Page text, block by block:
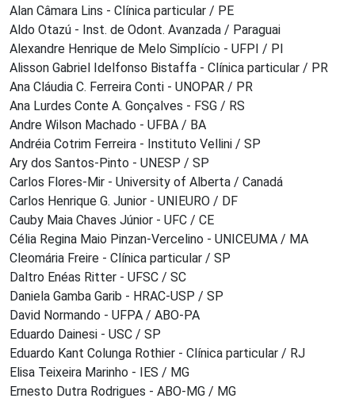
Alan Câmara Lins - Clínica particular / PE
Aldo Otazú - Inst. de Odont. Avanzada / Paraguai
Alexandre Henrique de Melo Simplício - UFPI / PI
Alisson Gabriel Idelfonso Bistaffa - Clínica particular / PR
Ana Cláudia C. Ferreira Conti - UNOPAR / PR
Ana Lurdes Conte A. Gonçalves - FSG / RS
Andre Wilson Machado - UFBA / BA
Andréia Cotrim Ferreira - Instituto Vellini / SP
Ary dos Santos-Pinto - UNESP / SP
Carlos Flores-Mir - University of Alberta / Canadá
Carlos Henrique G. Junior - UNIEURO / DF
Cauby Maia Chaves Júnior - UFC / CE
Célia Regina Maio Pinzan-Vercelino - UNICEUMA / MA
Cleomária Freire - Clínica particular / SP
Daltro Enéas Ritter - UFSC / SC
Daniela Gamba Garib - HRAC-USP / SP
David Normando - UFPA / ABO-PA
Eduardo Dainesi - USC / SP
Eduardo Kant Colunga Rothier - Clínica particular / RJ
Elisa Teixeira Marinho - IES / MG
Ernesto Dutra Rodrigues - ABO-MG / MG